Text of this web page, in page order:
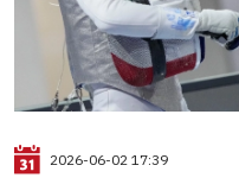
2026-06-02 17:39